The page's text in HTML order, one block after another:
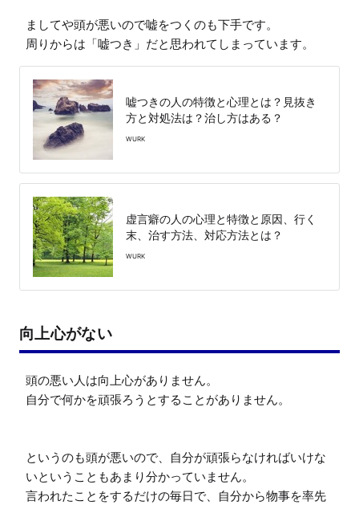
ましてや頭が悪いので嘘をつくのも下手です。
周りからは「嘘つき」だと思われてしまっています。
嘘つきの人の特徴と心理とは？見抜き
方と対処法は？治し方はある？
WURK
虚言癖の人の心理と特徴と原因、行く
末、治す方法、対応方法とは？
WURK
向上心がない
頭の悪い人は向上心がありません。
自分で何かを頑張ろうとすることがありません。
というのも頭が悪いので、自分が頑張らなければいけな
いということもあまり分かっていません。
言われたことをするだけの毎日で、自分から物事を率先